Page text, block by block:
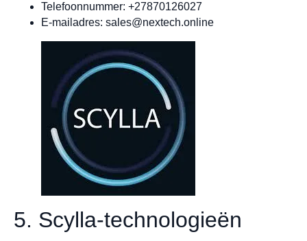
Telefoonnummer: +27870126027
E-mailadres: sales@nextech.online
5. Scylla-technologieën